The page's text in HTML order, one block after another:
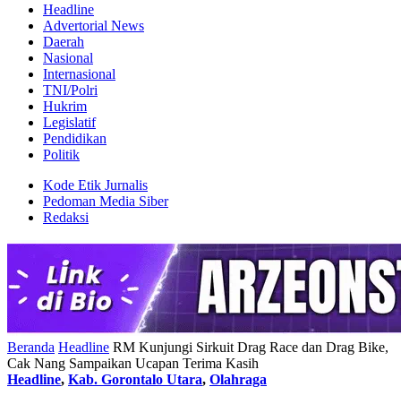
Headline
Advertorial News
Daerah
Nasional
Internasional
TNI/Polri
Hukrim
Legislatif
Pendidikan
Politik
Kode Etik Jurnalis
Pedoman Media Siber
Redaksi
Beranda Headline RM Kunjungi Sirkuit Drag Race dan Drag Bike,
Cak Nang Sampaikan Ucapan Terima Kasih
Headline, Kab. Gorontalo Utara, Olahraga